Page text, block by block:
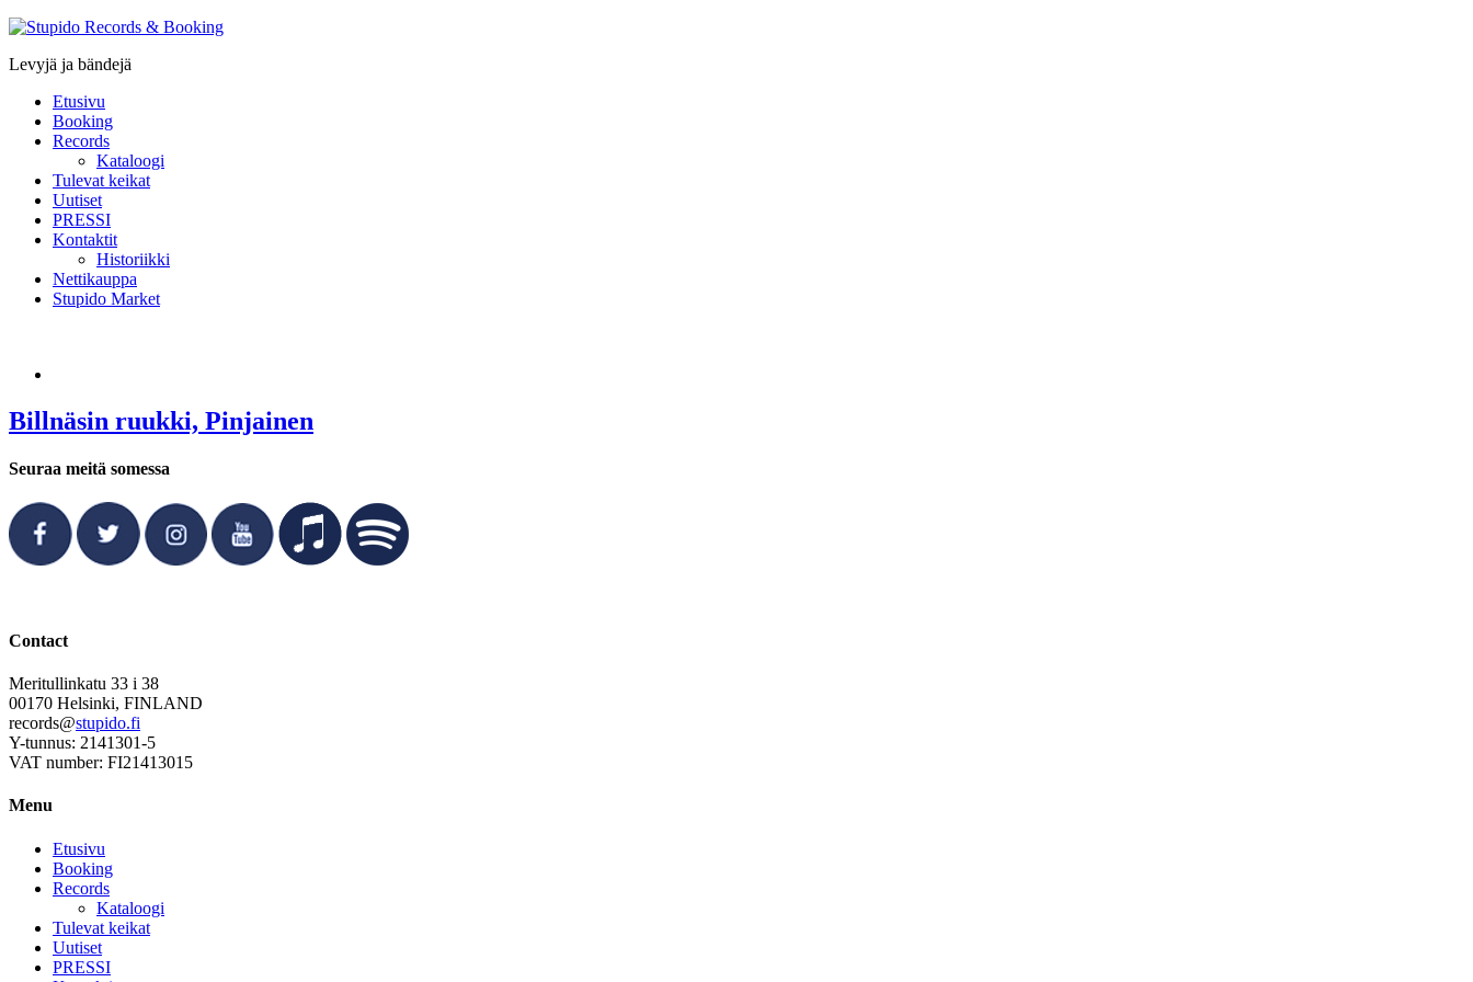
Stupido
&
Levyjä ja bändejä
Etusivu
Booking
Records
Kataloogi
Tulevat keikat
Uutiset
PRESSI
Kontaktit
Historiikki
Nettikauppa
Stupido Market
Billnäsin ruukki, Pinjainen
Seuraa meitä somessa
Contact
Meritullinkatu 33 i 38
00170 Helsinki, FINLAND
records@stupido.fi
Y-tunnus: 2141301-5
VAT number: FI21413015
Menu
Etusivu
Booking
Records
Kataloogi
Tulevat keikat
Uutiset
PRESSI